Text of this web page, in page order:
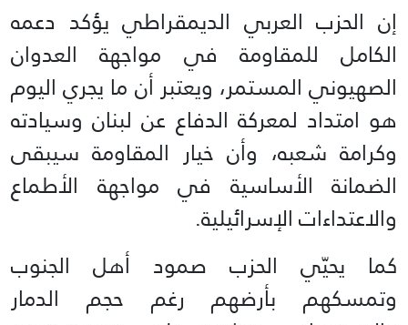
إن الحزب العربي الديمقراطي يؤكد دعمه
الكامل للمقاومة في مواجهة العدوان
الصهيوني المستمر، ويعتبر أن ما يجري اليوم
هو امتداد لمعركة الدفاع عن لبنان وسيادته
وكرامة شعبه، وأن خيار المقاومة سيبقى
الضمانة الأساسية في مواجهة الأطماع
والاعتداءات الإسرائيلية.
كما يحيّي الحزب صمود أهل الجنوب
وتمسكهم بأرضهم رغم حجم الدمار